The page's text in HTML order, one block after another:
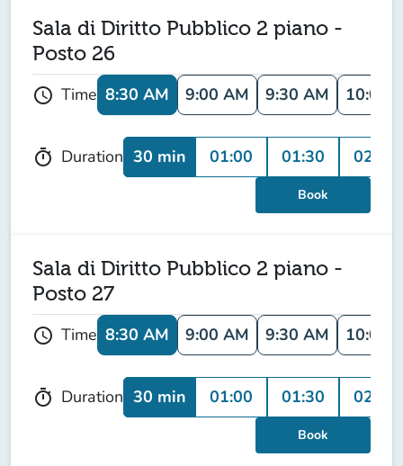
Sala di Diritto Pubblico 2 piano -
Posto 26
schedule Time 8:30 AM 9:00 AM 9:30 AM 10:00
timer Duration 30 min 01:00 01:30 02:00
Book
Sala di Diritto Pubblico 2 piano -
Posto 27
schedule Time 8:30 AM 9:00 AM 9:30 AM 10:00
timer Duration 30 min 01:00 01:30 02:00
Book